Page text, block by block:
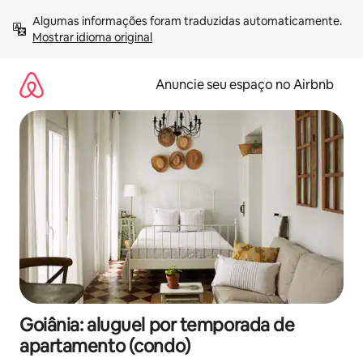
para
Mostrar idioma original
Anuncie seu espaço no Airbnb
Goiânia: aluguel por temporada de
apartamento (condo)